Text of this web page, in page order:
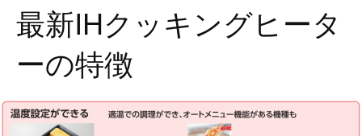
最新IHクッキングヒータ
ーの特徴